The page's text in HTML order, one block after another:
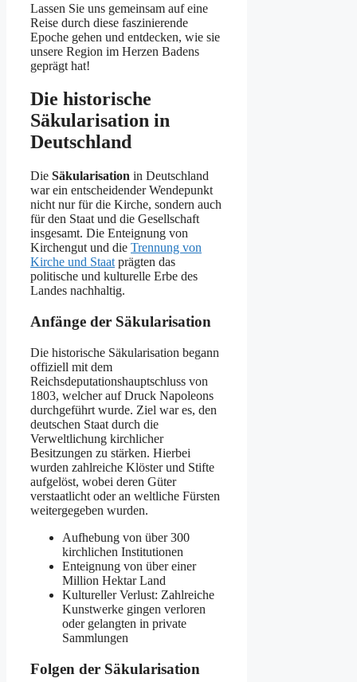
Lassen Sie uns gemeinsam auf eine
Reise durch diese faszinierende
Epoche gehen und entdecken, wie sie
unsere Region im Herzen Badens
geprägt hat!
Die historische
Säkularisation in
Deutschland
Die Säkularisation in Deutschland
war ein entscheidender Wendepunkt
nicht nur für die Kirche, sondern auch
für den Staat und die Gesellschaft
insgesamt. Die Enteignung von
Kirchengut und die Trennung von
Kirche und Staat prägten das
politische und kulturelle Erbe des
Landes nachhaltig.
Anfänge der Säkularisation
Die historische Säkularisation begann
offiziell mit dem
Reichsdeputationshauptschluss von
1803, welcher auf Druck Napoleons
durchgeführt wurde. Ziel war es, den
deutschen Staat durch die
Verweltlichung kirchlicher
Besitzungen zu stärken. Hierbei
wurden zahlreiche Klöster und Stifte
aufgelöst, wobei deren Güter
verstaatlicht oder an weltliche Fürsten
weitergegeben wurden.
Aufhebung von über 300
kirchlichen Institutionen
Enteignung von über einer
Million Hektar Land
Kultureller Verlust: Zahlreiche
Kunstwerke gingen verloren
oder gelangten in private
Sammlungen
Folgen der Säkularisation